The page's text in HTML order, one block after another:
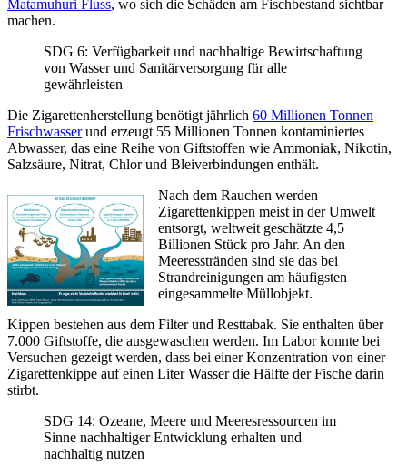
Matamuhuri Fluss, wo sich die Schäden am Fischbestand sichtbar
machen.
SDG 6: Verfügbarkeit und nachhaltige Bewirtschaftung
von Wasser und Sanitärversorgung für alle
gewährleisten
Die Zigarettenherstellung benötigt jährlich 60 Millionen Tonnen
Frischwasserund erzeugt 55 Millionen Tonnen kontaminiertes
Abwasser, das eine Reihe von Giftstoffen wie Ammoniak, Nikotin,
Salzsäure, Nitrat, Chlor und Bleiverbindungen enthält.
Nach dem Rauchen werden
Zigarettenkippen meist in der Umwelt
entsorgt, weltweit geschätzte 4,5
Billionen Stück pro Jahr. An den
Meeresstränden sind sie das bei
Strandreinigungen am häufigsten
eingesammelte Müllobjekt.
Kippen bestehen aus dem Filter und Resttabak. Sie enthalten über
7.000 Giftstoffe, die ausgewaschen werden. Im Labor konnte bei
Versuchen gezeigt werden, dass bei einer Konzentration von einer
Zigarettenkippe auf einen Liter Wasser die Hälfte der Fische darin
stirbt.
SDG 14: Ozeane, Meere und Meeresressourcen im
Sinne nachhaltiger Entwicklung erhalten und
nachhaltig nutzen